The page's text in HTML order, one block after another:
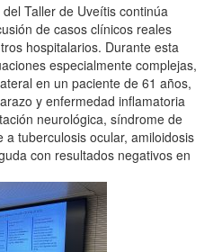
Taller de Uveítis continúa
de casos clínicos reales
hospitalarios. Durante esta
especialmente complejas,
en un paciente de 61 años,
y enfermedad inflamatoria
neurológica, síndrome de
tuberculosis ocular, amiloidosis
con resultados negativos en